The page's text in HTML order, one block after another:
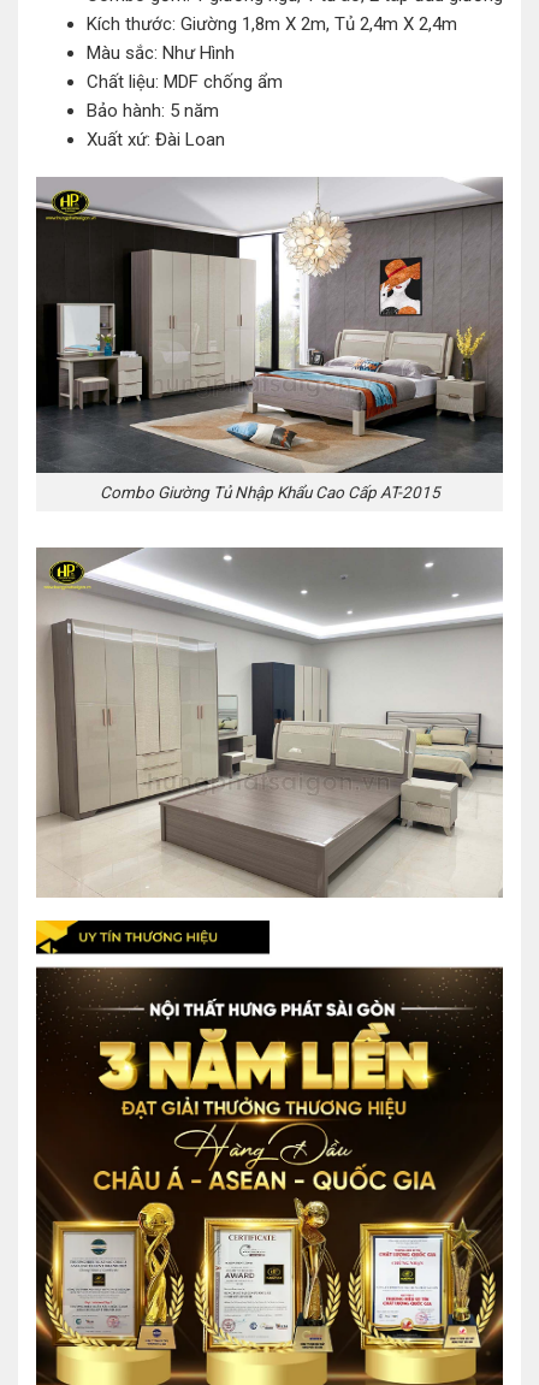
Kích thước: Giường 1,8m X 2m, Tủ 2,4m X 2,4m
Màu sắc: Như Hình
Chất liệu: MDF chống ẩm
Bảo hành: 5 năm
Xuất xứ: Đài Loan
Combo Giường Tủ Nhập Khẩu Cao Cấp AT-2015